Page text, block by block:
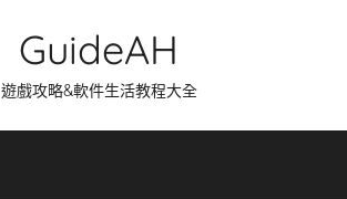
GuideAH
遊戲攻略&軟件生活教程大全